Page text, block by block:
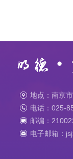
地点：南京
电话：025-
邮编：
电子邮箱：